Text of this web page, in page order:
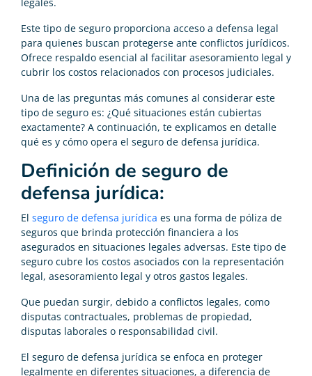
Este tipo de seguro proporciona acceso a defensa legal
para quienes buscan protegerse ante conflictos jurídicos.
Ofrece respaldo esencial al facilitar asesoramiento legal y
cubrir los costos relacionados con procesos judiciales.
Una de las preguntas más comunes al considerar este
tipo de seguro es: ¿Qué situaciones están cubiertas
exactamente? A continuación, te explicamos en detalle
qué es y cómo opera el seguro de defensa jurídica.
Definición de seguro de
defensa jurídica:
El seguro de defensa jurídica es una forma de póliza de
seguros que brinda protección financiera a los
asegurados en situaciones legales adversas. Este tipo de
seguro cubre los costos asociados con la representación
legal, asesoramiento legal y otros gastos legales.
Que puedan surgir, debido a conflictos legales, como
disputas contractuales, problemas de propiedad,
disputas laborales o responsabilidad civil.
El seguro de defensa jurídica se enfoca en proteger
legalmente en diferentes situaciones, a diferencia de